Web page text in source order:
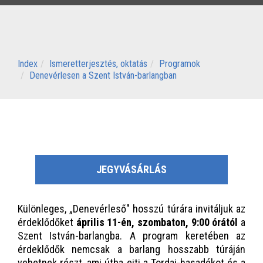
Index Ismeretterjesztés, oktatás
Programok
Denevérlesen a Szent István-barlangban
JEGYVÁSÁRLÁS
Különleges, „Denevérleső" hosszú túrára invitáljuk az
érdeklődőket április 11-én, szombaton, 9:00 órától a
Szent István-barlangba. A program keretében az
érdeklődők nemcsak a barlang hosszabb túráján